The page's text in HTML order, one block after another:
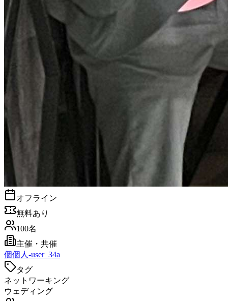
オフライン
無料あり
100名
主催・共催
個個人-user_34a
タグ
ネットワーキング
ウェディング